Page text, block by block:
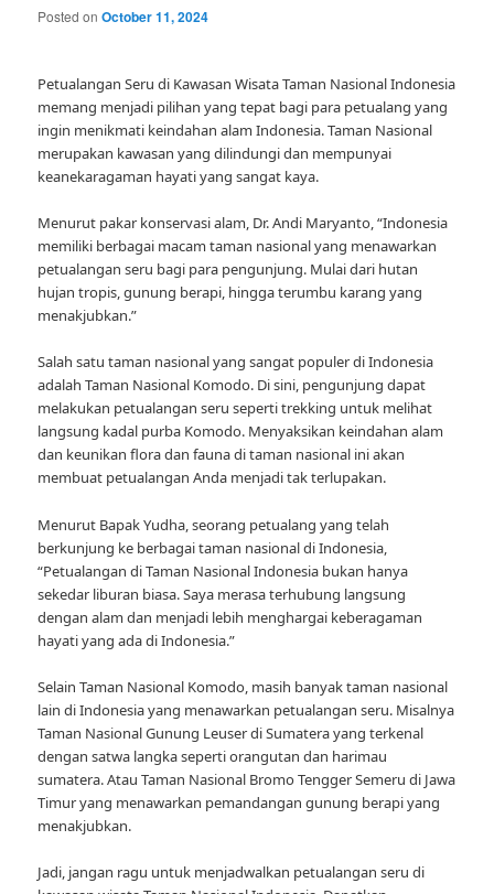
Posted onOctober 11, 2024
Petualangan Seru di Kawasan Wisata Taman Nasional Indonesia
memang menjadi pilihan yang tepat bagi para petualang yang
ingin menikmati keindahan alam Indonesia. Taman Nasional
merupakan kawasan yang dilindungi dan mempunyai
keanekaragaman hayati yang sangat kaya.
Menurut pakar konservasi alam, Dr. Andi Maryanto, “Indonesia
memiliki berbagai macam taman nasional yang menawarkan
petualangan seru bagi para pengunjung. Mulai dari hutan
hujan tropis, gunung berapi, hingga terumbu karang yang
menakjubkan.”
Salah satu taman nasional yang sangat populer di Indonesia
adalah Taman Nasional Komodo. Di sini, pengunjung dapat
melakukan petualangan seru seperti trekking untuk melihat
langsung kadal purba Komodo. Menyaksikan keindahan alam
dan keunikan flora dan fauna di taman nasional ini akan
membuat petualangan Anda menjadi tak terlupakan.
Menurut Bapak Yudha, seorang petualang yang telah
berkunjung ke berbagai taman nasional di Indonesia,
“Petualangan di Taman Nasional Indonesia bukan hanya
sekedar liburan biasa. Saya merasa terhubung langsung
dengan alam dan menjadi lebih menghargai keberagaman
hayati yang ada di Indonesia.”
Selain Taman Nasional Komodo, masih banyak taman nasional
lain di Indonesia yang menawarkan petualangan seru. Misalnya
Taman Nasional Gunung Leuser di Sumatera yang terkenal
dengan satwa langka seperti orangutan dan harimau
sumatera. Atau Taman Nasional Bromo Tengger Semeru di Jawa
Timur yang menawarkan pemandangan gunung berapi yang
menakjubkan.
Jadi, jangan ragu untuk menjadwalkan petualangan seru di